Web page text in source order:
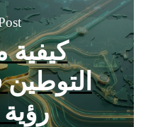
رؤية 2030